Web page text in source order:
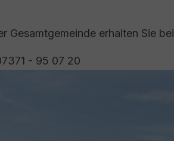
Gesamtgemeinde erhalten Sie bei
- 95 07 20